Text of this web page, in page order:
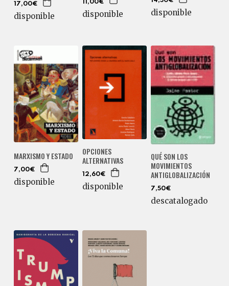
17,00€
disponible
11,00€
disponible disponible
MARXISMO Y ESTADO
7,00€
disponible
OPCIONES
ALTERNATIVAS
12,60€
disponible
QUÉ SON LOS
MOVIMIENTOS
ANTIGLOBALIZACIÓN
7,50€
descatalogado